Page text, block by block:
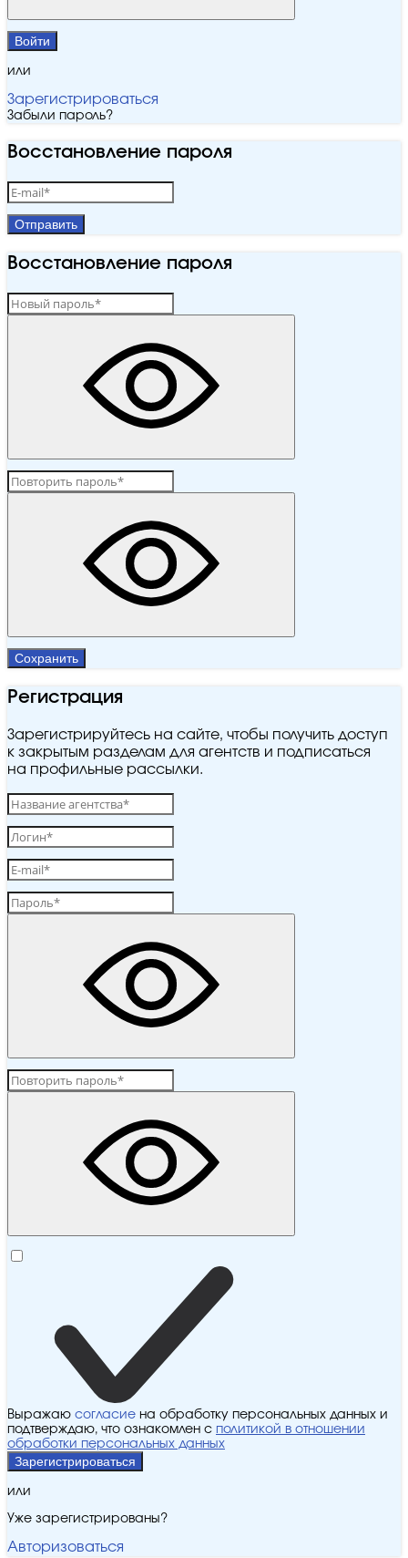
Войти
или
Зарегистрироваться
Забыли пароль?
Восстановление пароля
Отправить
Восстановление пароля
Сохранить
Регистрация
Зарегистрируйтесь на сайте, чтобы получить доступ
к закрытым разделам для агентств и подписаться
на профильные рассылки.
Выражаю согласие на обработку персональных данных и
подтверждаю, что ознакомлен с политикой в отношении
обработки персональных данных
Зарегистрироваться
или
Уже зарегистрированы?
Авторизоваться